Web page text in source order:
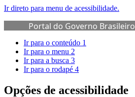
Ir direto para menu de acessibilidade.
Portal do Governo Brasileiro
Ir para o conteúdo 1
Ir para o menu 2
Ir para a busca 3
Ir para o rodapé 4
Opções de acessibilidade